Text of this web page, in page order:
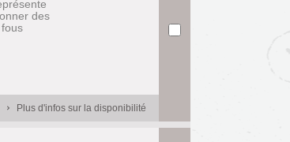
des
Plus d'infos sur la disponibilité